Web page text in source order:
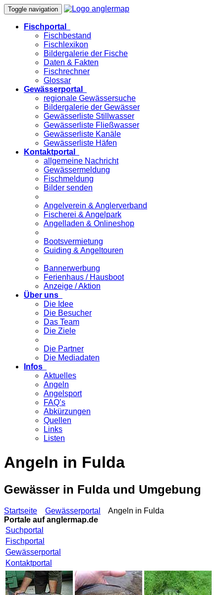
Toggle navigation
Fischportal
Fischbestand
Fischlexikon
Bildergalerie der Fische
Daten & Fakten
Fischrechner
Glossar
Gewässerportal
regionale Gewässersuche
Bildergalerie der Gewässer
Gewässerliste Stillwasser
Gewässerliste Fließwasser
Gewässerliste Kanäle
Gewässerliste Häfen
Kontaktportal
allgemeine Nachricht
Gewässermeldung
Fischmeldung
Bilder senden
Angelverein & Anglerverband
Fischerei & Angelpark
Angelladen & Onlineshop
Bootsvermietung
Guiding & Angeltouren
Bannerwerbung
Ferienhaus / Hausboot
Anzeige / Aktion
Über uns
Die Idee
Die Besucher
Das Team
Die Ziele
Die Partner
Die Mediadaten
Infos
Aktuelles
Angeln
Angelsport
FAQ’s
Abkürzungen
Quellen
Links
Listen
Angeln in Fulda
Gewässer in Fulda und Umgebung
Startseite Gewässerportal
Angeln in Fulda
Portale aufanglermap.de
Suchportal
Fischportal
Gewässerportal
Kontaktportal